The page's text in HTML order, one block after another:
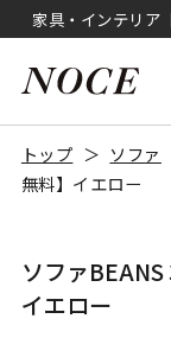
家具・インテリア
トップ ソファ
無料】イエロー
ソファBEANS
イエロー